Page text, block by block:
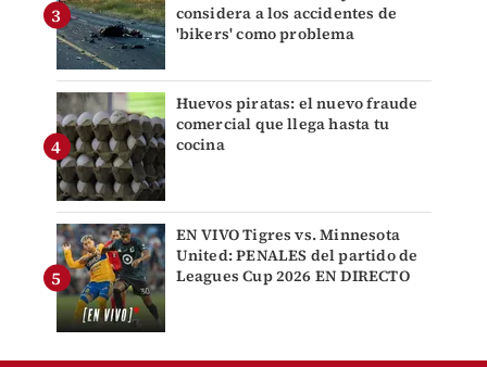
considera a los accidentes de
'bikers' como problema
Huevos piratas: el nuevo fraude
comercial que llega hasta tu
cocina
EN VIVO Tigres vs. Minnesota
United: PENALES del partido de
Leagues Cup 2026 EN DIRECTO